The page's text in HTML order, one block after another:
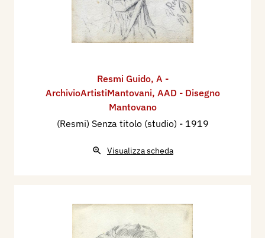
Resmi Guido, A -
ArchivioArtistiMantovani, AAD - Disegno
Mantovano
(Resmi) Senza titolo (studio) - 1919
Visualizza scheda